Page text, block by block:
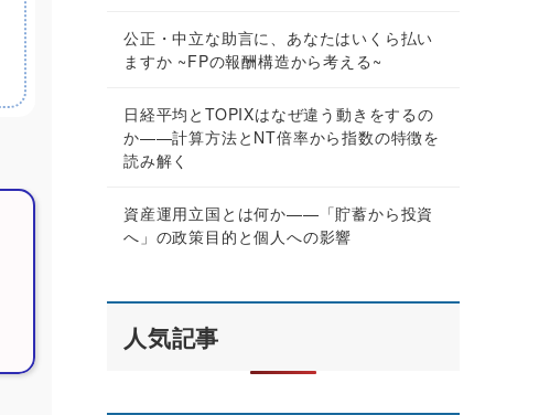
公正・中立な助言に、あなたはいくら払い
ますか ~FPの報酬構造から考える~
日経平均とTOPIXはなぜ違う動きをするの
か——計算方法とNT倍率から指数の特徴を
読み解く
資産運用立国とは何か——「貯蓄から投資
へ」の政策目的と個人への影響
人気記事